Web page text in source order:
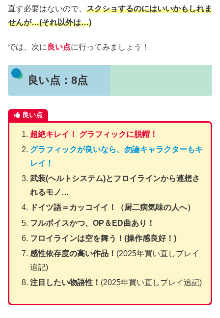
直す必要はないので、 スクショするのにはいいかもしれま
せんが…(それ以外は…)
では、次に 良い点に行ってみましょう！
良い点：8点
良い点
超絶キレイ！ グラフィックに脱帽！
グラフィックが良いなら、勿論キャラクターもキ
レイ！
武装(ヘルトシステム)とフロイラインから連想さ
れるモノ…
ドイツ語＝カッコイイ！（厨二病気味の人へ）
フルボイスかつ、OP＆ED曲あり！
フロイラインは空を舞う！(操作感良好！)
感性依存度の高い作品！ (2025年買い直しプレイ
追記)
注目したい物語性！ (2025年買い直しプレイ追記)